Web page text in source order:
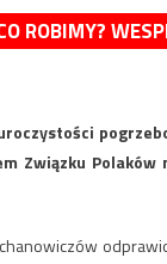
ROBIMY?
Związku